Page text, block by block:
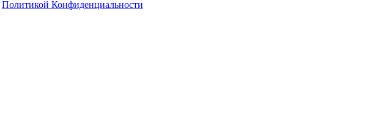
Политикой Конфиденциальности